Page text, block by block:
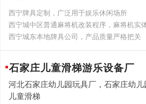
西宁牌具定制，广泛用于娱乐休闲场所
西宁城中区普通麻将机改装程序，麻将机实
西宁城东本地牌具公司，产品质量严格把关
石家庄儿童滑梯游乐设备厂
河北石家庄幼儿园玩具厂，石家庄幼
儿童滑梯